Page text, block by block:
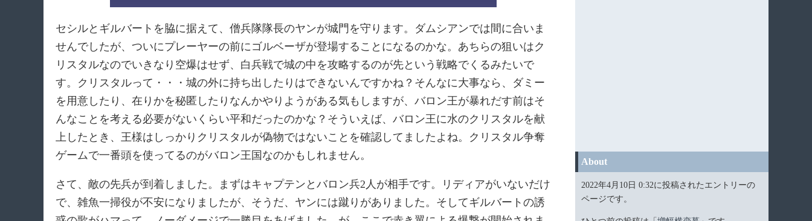
セシルとギルバートを脇に据えて、僧兵隊隊長のヤンが城門を守ります。ダムシアンでは間に合いま
せんでしたが、ついにプレーヤーの前にゴルベーザが登場することになるのかな。あちらの狙いはク
リスタルなのでいきなり空爆はせず、白兵戦で城の中を攻略するのが先という戦略でくるみたいで
す。クリスタルって・・・城の外に持ち出したりはできないんですかね？そんなに大事なら、ダミー
を用意したり、在りかを秘匿したりなんかやりようがある気もしますが、バロン王が暴れだす前はそ
んなことを考える必要がないくらい平和だったのかな？そういえば、バロン王に水のクリスタルを献
上したとき、王様はしっかりクリスタルが偽物ではないことを確認してましたよね。クリスタル争奪
ゲームで一番頭を使ってるのがバロン王国なのかもしれません。
さて、敵の先兵が到着しました。まずはキャプテンとバロン兵2人が相手です。リディアがいないだけ
で、雑魚一掃役が不安になりましたが、そうだ、ヤンには蹴りがありました。そしてギルバートの誘
About
2022年4月10日 0:32に投稿されたエントリーの
ページです。